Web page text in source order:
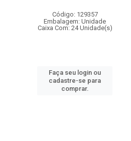
Código: 129357
Embalagem: Unidade
Caixa Com: 24 Unidade(s)
Faça seu login ou
cadastre-se para
comprar.